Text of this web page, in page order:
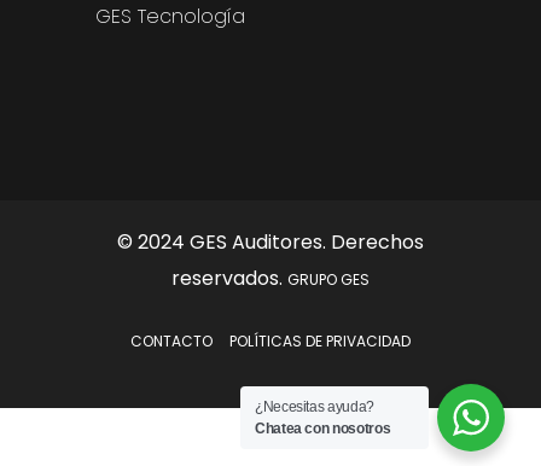
GES Tecnología
© 2024 GES Auditores. Derechos
reservados. GRUPO GES
CONTACTO POLÍTICAS DE PRIVACIDAD
¿Necesitas ayuda?
Chatea con nosotros